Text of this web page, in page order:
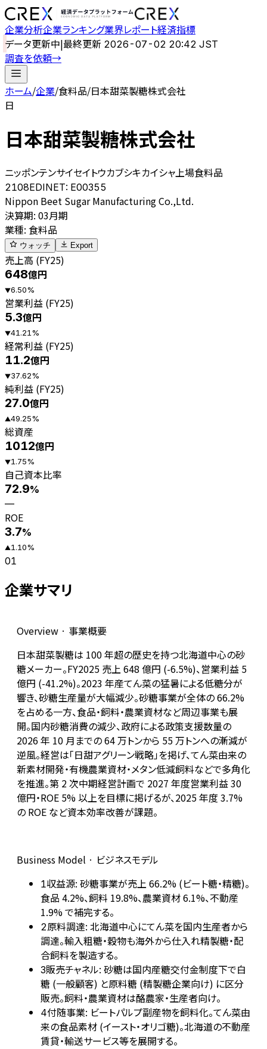
企業分析企業ランキング業界レポート経済指標
データ更新中|最終更新 2026-07-02 20:42 JST
調査を依頼→
ホーム/企業/食料品/日本甜菜製糖株式会社
日
日本甜菜製糖株式会社
ニッポンテンサイセイトウカブシキカイシャ 上場食料品
2108EDINET: E00355
Nippon Beet Sugar Manufacturing Co.,Ltd.
決算期: 03月期
業種: 食料品
ウォッチ Export
売上高 (FY25)
648億円
▼6.50%
営業利益 (FY25)
5.3億円
▼41.21 %
経常利益 (FY25)
11.2億円
▼37.62%
純利益 (FY25)
27.0億円
▲49.25%
総資産
1012億円
▼1.75%
自己資本比率
72.9%
—
ROE
3.7%
▲1.10%
01
企業サマリ
Overview · 事業概要
日本甜菜製糖は 100 年超の歴史を持つ北海道中心の砂
糖メーカー。FY2025 売上 648 億円 (-6.5%)、営業利益 5
億円 (-41.2%)。2023 年産てん菜の猛暑による低糖分が
響き、砂糖生産量が大幅減少。砂糖事業が全体の 66.2%
を占める一方、食品・飼料・農業資材など周辺事業も展
開。国内砂糖消費の減少、政府による政策支援数量の
2026 年 10 月までの 64 万トンから 55 万トンへの漸減が
逆風。経営は「日甜アグリーン戦略」を掲げ、てん菜由来の
新素材開発・有機農業資材・メタン低減飼料などで多角化
を推進。第 2 次中期経営計画で 2027 年度営業利益 30
億円・ROE 5% 以上を目標に掲げるが、2025 年度 3.7%
の ROE など資本効率改善が課題。
Business Model · ビジネスモデル
1収益源: 砂糖事業が売上 66.2% (ビート糖・精糖)。
食品 4.2%、飼料 19.8%、農業資材 6.1%、不動産
1.9% で補完する。
2原料調達: 北海道中心にてん菜を国内生産者から
調達。輸入粗糖・穀物も海外から仕入れ精製糖・配
合飼料を製造する。
3販売チャネル: 砂糖は国内産糖交付金制度下で白
糖 (一般顧客) と原料糖 (精製糖企業向け) に区分
販売。飼料・農業資材は酪農家・生産者向け。
4付随事業: ビートパルプ副産物を飼料化。てん菜由
来の食品素材 (イースト・オリゴ糖)。北海道の不動産
賃貸・輸送サービス等を展開する。